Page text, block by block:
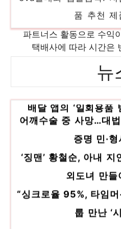
품 추천
차탕기 일상에 빛을 더
상품 추천
상품 추천
기 상품 추천
파트너스 활동으로 수익
택배사에 따라 시간은
뉴
배달 앱의 ‘일회용품
어깨수술 중 사망…대
증명 민·
‘징맨’ 황철순, 아내
외도녀 만
“싱크로율 95%, 타임
룹 만난 ‘